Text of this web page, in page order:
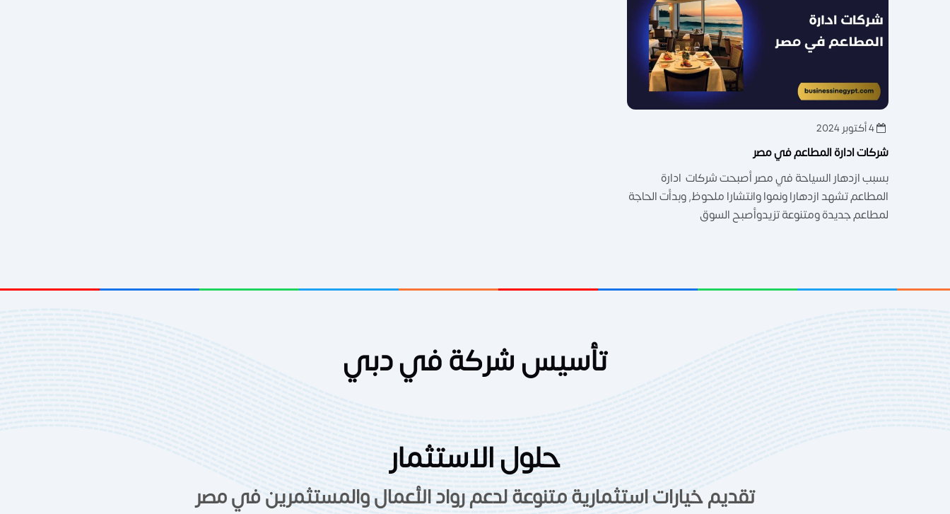
4 أكتوبر 2024
شركات ادارة المطاعم في مصر
بسبب ازدهار السياحة في مصر أصبحت شركات ادارة
المطاعم تشهد ازدهارا ونموا وانتشارا ملحوظ, وبدأت الحاجة
لمطاعم جديدة ومتنوعة تزيدوأصبح السوق
تأسيس شركة في دبي
حلول الاستثمار
تقديم خيارات استثمارية متنوعة لدعم رواد الأعمال والمستثمرين في مصر